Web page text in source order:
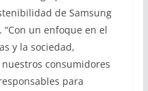
de Samsung
un enfoque en el
y la sociedad,
consumidores
para